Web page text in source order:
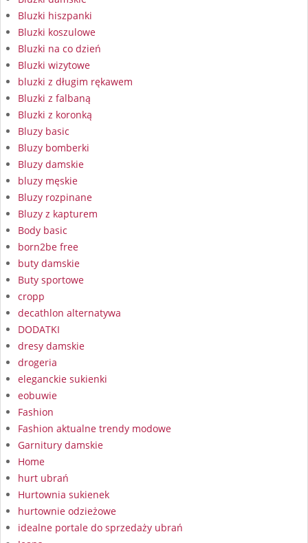
Bluzki hiszpanki
Bluzki koszulowe
Bluzki na co dzień
Bluzki wizytowe
bluzki z długim rękawem
Bluzki z falbaną
Bluzki z koronką
Bluzy basic
Bluzy bomberki
Bluzy damskie
bluzy męskie
Bluzy rozpinane
Bluzy z kapturem
Body basic
born2be free
buty damskie
Buty sportowe
cropp
decathlon alternatywa
DODATKI
dresy damskie
drogeria
eleganckie sukienki
eobuwie
Fashion
Fashion aktualne trendy modowe
Garnitury damskie
Home
hurt ubrań
Hurtownia sukienek
hurtownie odzieżowe
idealne portale do sprzedaży ubrań